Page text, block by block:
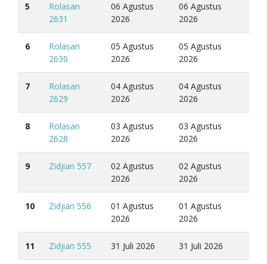
5
Rolasan
2631
06 Agustus
2026
06 Agustus
2026
6
Rolasan
2630
05 Agustus
2026
05 Agustus
2026
7
Rolasan
2629
04 Agustus
2026
04 Agustus
2026
8
Rolasan
2628
03 Agustus
2026
03 Agustus
2026
9 Zidjian 557
02 Agustus
2026
02 Agustus
2026
10 Zidjian 556
01 Agustus
2026
01 Agustus
2026
11 Zidjian 555 31 Juli 2026 31 Juli 2026